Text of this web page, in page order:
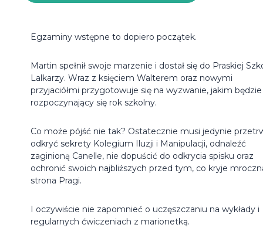
Egzaminy wstępne to dopiero początek.
Martin spełnił swoje marzenie i dostał się do Praskiej
Lalkarzy. Wraz z księciem Walterem oraz nowymi
przyjaciółmi przygotowuje się na wyzwanie, jakim będzie
rozpoczynający się rok szkolny.
Co może pójść nie tak? Ostatecznie musi jedynie
odkryć sekrety Kolegium Iluzji i Manipulacji, odnaleźć
zaginioną Canelle, nie dopuścić do odkrycia spisku oraz
ochronić swoich najbliższych przed tym, co kryje
strona Pragi.
I oczywiście nie zapomnieć o uczęszczaniu na wykłady i
regularnych ćwiczeniach z marionetką.